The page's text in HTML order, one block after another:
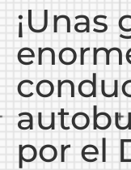
¡Unas
por el